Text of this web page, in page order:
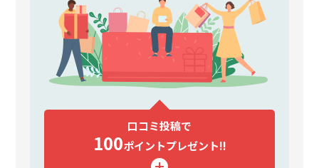
口コミ投稿で
100ポイントプレゼント!!